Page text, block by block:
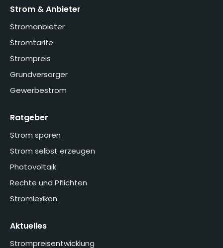
Strom & Anbieter
Stromanbieter
Stromtarife
Strompreis
Grundversorger
Gewerbestrom
Ratgeber
Strom sparen
Strom selbst erzeugen
Photovoltaik
Rechte und Pflichten
Stromlexikon
Aktuelles
Strompreisentwicklung